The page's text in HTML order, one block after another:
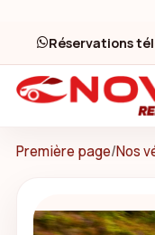
Réservations
Première page/Nos